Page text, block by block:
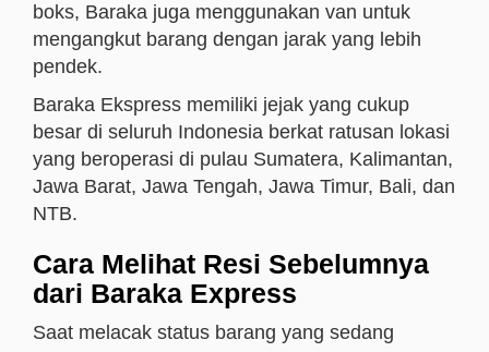
boks, Baraka juga menggunakan van untuk
mengangkut barang dengan jarak yang lebih
pendek.
Baraka Ekspress memiliki jejak yang cukup
besar di seluruh Indonesia berkat ratusan lokasi
yang beroperasi di pulau Sumatera, Kalimantan,
Jawa Barat, Jawa Tengah, Jawa Timur, Bali, dan
NTB.
Cara Melihat Resi Sebelumnya
dari Baraka Express
Saat melacak status barang yang sedang